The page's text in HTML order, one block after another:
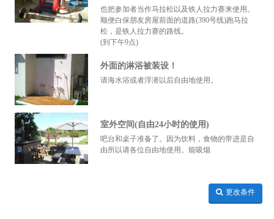
也把参加者当作马拉松以及铁人拉力赛来使用。
顺便白保朋友房屋前面的道路(390号线)跑马拉
松，是铁人拉力赛的路线。
(到下午9点)
外面的淋浴被装设！
请海水浴或者浮潜以后自由地使用。
室外空间(自由24小时的使用)
吧台和桌子准备了。因为饮料，食物的带进是自
由所以请各位自由地使用。能吸烟
更改条件